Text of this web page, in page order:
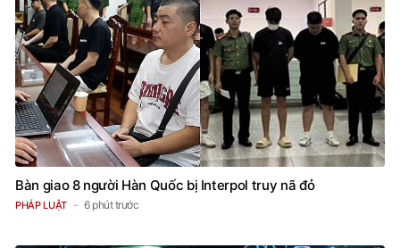
Bàn giao 8 người Hàn Quốc bị Interpol truy nã đỏ
PHÁP LUẬT 6 phút trước